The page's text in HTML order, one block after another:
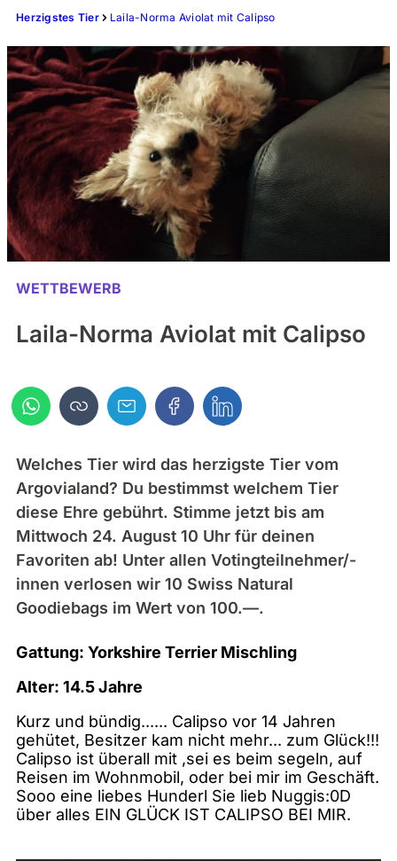
Herzigstes Tier Laila-Norma Aviolat mit Calipso
WETTBEWERB
Laila-Norma Aviolat mit Calipso
Welches Tier wird das herzigste Tier vom
Argovialand? Du bestimmst welchem Tier
diese Ehre gebührt. Stimme jetzt bis am
Mittwoch 24. August 10 Uhr für deinen
Favoriten ab! Unter allen Votingteilnehmer/-
innen verlosen wir 10 Swiss Natural
Goodiebags im Wert von 100.—.
Gattung: Yorkshire Terrier Mischling
Alter: 14.5 Jahre
Kurz und bündig...... Calipso vor 14 Jahren
gehütet, Besitzer kam nicht mehr... zum Glück!!!
Calipso ist überall mit ,sei es beim segeln, auf
Reisen im Wohnmobil, oder bei mir im Geschäft.
Sooo eine liebes Hunderl Sie lieb Nuggis:0D
über alles EIN GLÜCK IST CALIPSO BEI MIR.